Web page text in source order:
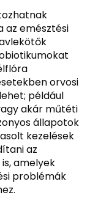
az emésztési
orvosi
például
akár műtéti
állapotok
kezelések
az
amelyek
problémák